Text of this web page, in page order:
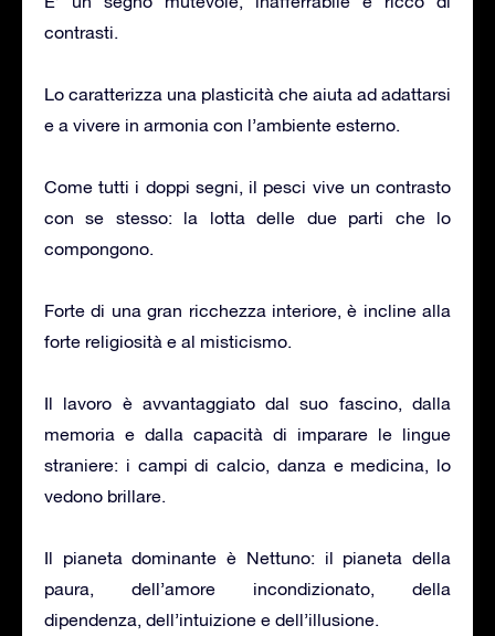
contrasti.
Lo caratterizza una plasticità che aiuta ad adattarsi
e a vivere in armonia con l’ambiente esterno.
Come tutti i doppi segni, il pesci vive un contrasto
con se stesso: la lotta delle due parti che lo
compongono.
Forte di una gran ricchezza interiore, è incline alla
forte religiosità e al misticismo.
Il lavoro è avvantaggiato dal suo fascino, dalla
memoria e dalla capacità di imparare le lingue
straniere: i campi di calcio, danza e medicina, lo
vedono brillare.
Il pianeta dominante è Nettuno: il pianeta della
paura, dell’amore incondizionato, della
dipendenza, dell’intuizione e dell’illusione.